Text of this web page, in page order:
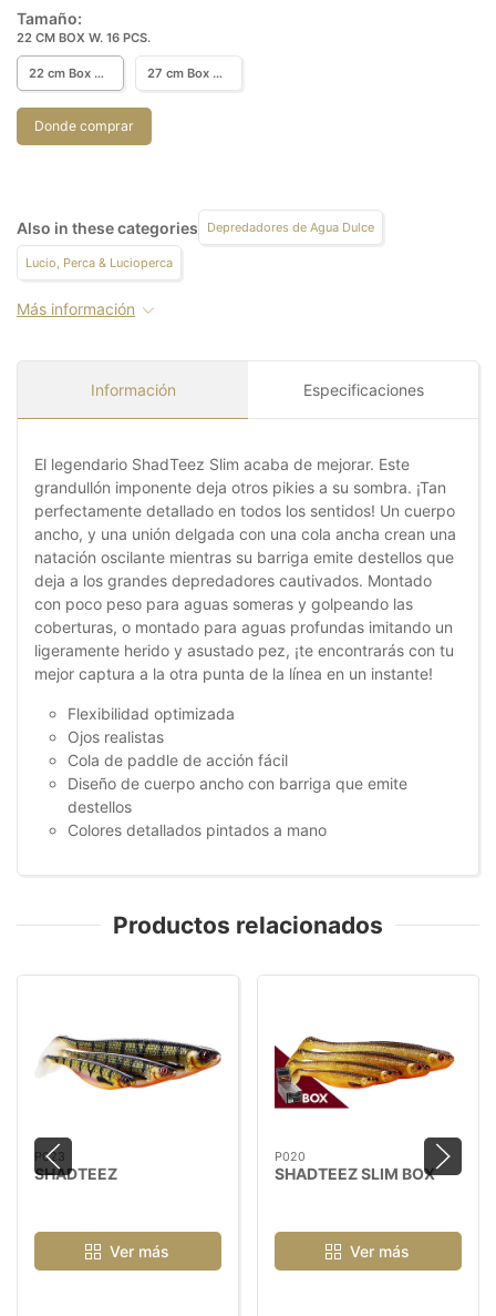
Tamaño:
22 CM BOX W. 16 PCS.
22 cm Box w. 16 pcs. 27 cm Box w. 12 pcs.
Donde comprar
Also in these categories Depredadores de Agua Dulce
Lucio, Perca & Lucioperca
Más información
Información Especificaciones
El legendario ShadTeez Slim acaba de mejorar. Este
grandullón imponente deja otros pikies a su sombra. ¡Tan
perfectamente detallado en todos los sentidos! Un cuerpo
ancho, y una unión delgada con una cola ancha crean una
natación oscilante mientras su barriga emite destellos que
deja a los grandes depredadores cautivados. Montado
con poco peso para aguas someras y golpeando las
coberturas, o montado para aguas profundas imitando un
ligeramente herido y asustado pez, ¡te encontrarás con tu
mejor captura a la otra punta de la línea en un instante!
Flexibilidad optimizada
Ojos realistas
Cola de paddle de acción fácil
Diseño de cuerpo ancho con barriga que emite
destellos
Colores detallados pintados a mano
Productos relacionados
P023
SHADTEEZ
Ver más
P020
SHADTEEZ SLIM BOX
Ver más